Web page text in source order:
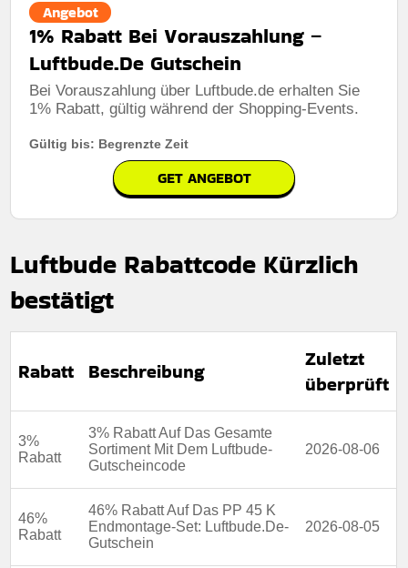
Angebot
1% Rabatt Bei Vorauszahlung –
Luftbude.De Gutschein
Bei Vorauszahlung über Luftbude.de erhalten Sie
1% Rabatt, gültig während der Shopping-Events.
Gültig bis: Begrenzte Zeit
GET ANGEBOT
Luftbude Rabattcode Kürzlich
bestätigt
Rabatt Beschreibung
Zuletzt
überprüft
3%
Rabatt
3% Rabatt Auf Das Gesamte
Sortiment Mit Dem Luftbude-
Gutscheincode
2026-08-06
46%
Rabatt
46% Rabatt Auf Das PP 45 K
Endmontage-Set: Luftbude.De-
Gutschein
2026-08-05